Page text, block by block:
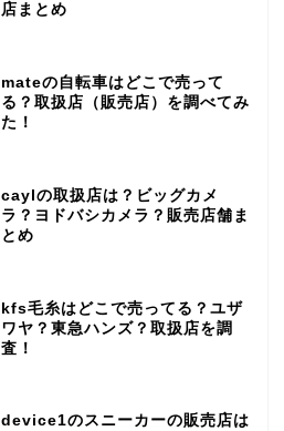
店まとめ
mateの自転車はどこで売って
る？取扱店（販売店）を調べてみ
た！
caylの取扱店は？ビッグカメ
ラ？ヨドバシカメラ？販売店舗ま
とめ
kfs毛糸はどこで売ってる？ユザ
ワヤ？東急ハンズ？取扱店を調
査！
device1のスニーカーの販売店は